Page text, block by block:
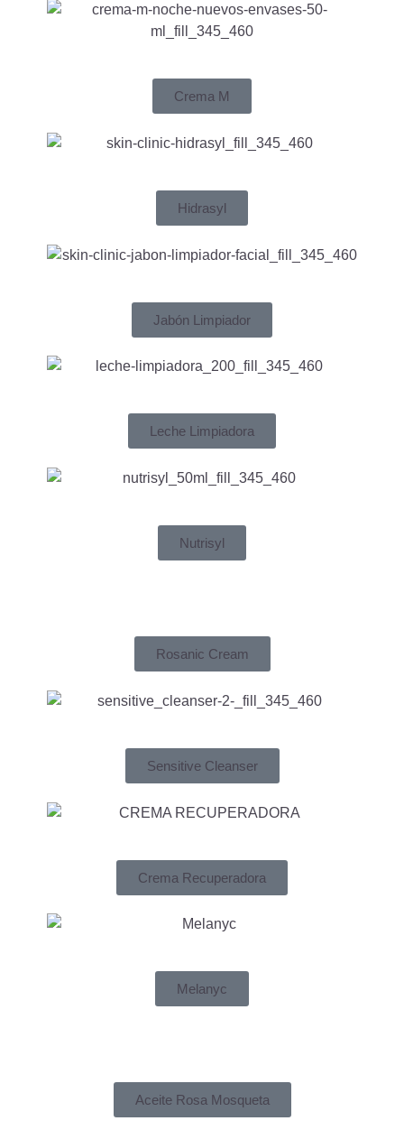
Crema M
Hidrasyl
Jabón Limpiador
Leche Limpiadora
Nutrisyl
Rosanic Cream
Sensitive Cleanser
Crema Recuperadora
Melanyc
Aceite Rosa Mosqueta